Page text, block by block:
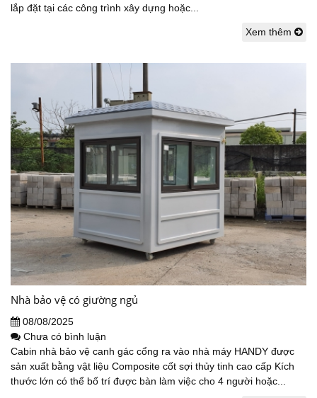
lắp đặt tại các công trình xây dựng hoặc...
Xem thêm
Nhà bảo vệ có giường ngủ
08/08/2025
Chưa có bình luận
Cabin nhà bảo vệ canh gác cổng ra vào nhà máy HANDY được
sản xuất bằng vật liệu Composite cốt sợi thủy tinh cao cấp Kích
thước lớn có thể bố trí được bàn làm việc cho 4 người hoặc...